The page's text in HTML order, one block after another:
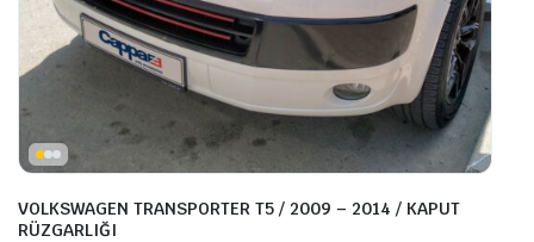
VOLKSWAGEN TRANSPORTER T5 / 2009 – 2014 / KAPUT
RÜZGARLIĞI